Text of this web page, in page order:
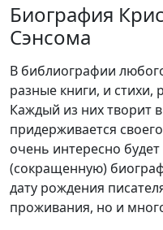
Биография
Сэнсома
В библиографии
разные книги, и
Каждый из них творит
придерживается
очень интересно
(сокращенную)
дату рождения
проживания, но и